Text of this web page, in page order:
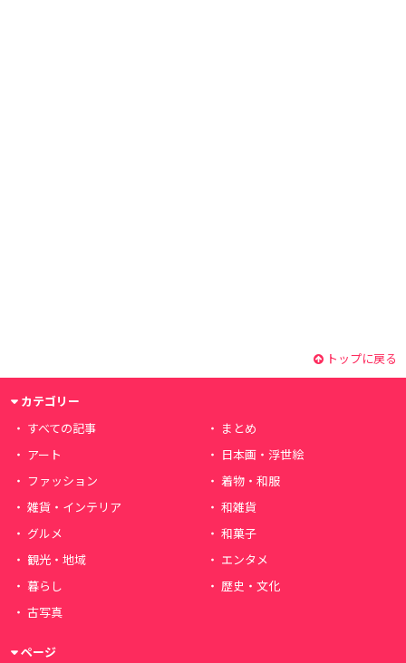
トップに戻る
カテゴリー
すべての記事
まとめ
アート
日本画・浮世絵
ファッション
着物・和服
雑貨・インテリア
和雑貨
グルメ
和菓子
観光・地域
エンタメ
暮らし
歴史・文化
古写真
ページ